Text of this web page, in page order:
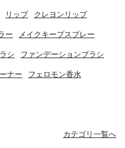
リップ クレヨンリップ
ー メイクキープスプレー
シ ファンデーションブラシ
ナー フェロモン香水
カテゴリ一覧へ